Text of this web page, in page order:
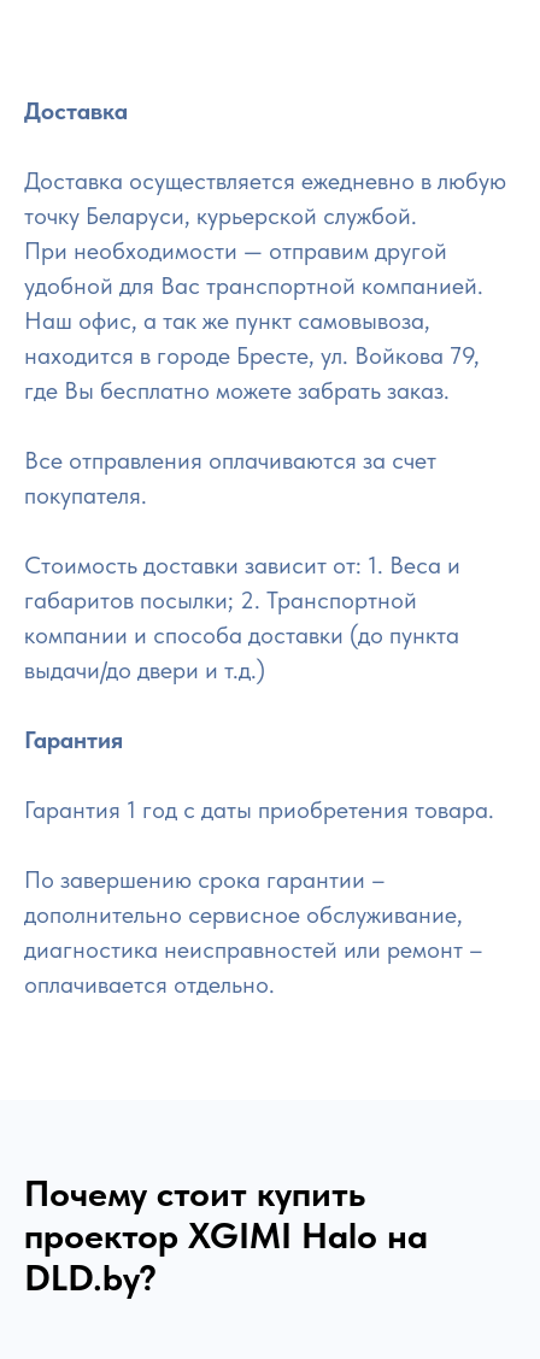
Доставка
Доставка осуществляется ежедневно в любую
точку Беларуси, курьерской службой.
При необходимости — отправим другой
удобной для Вас транспортной компанией.
Наш офис, а так же пункт самовывоза,
находится в городе Бресте, ул. Войкова 79,
где Вы бесплатно можете забрать заказ.
Все отправления оплачиваются за счет
покупателя.
Стоимость доставки зависит от: 1. Веса и
габаритов посылки; 2. Транспортной
компании и способа доставки (до пункта
выдачи/до двери и т.д.)
Гарантия
Гарантия 1 год с даты приобретения товара.
По завершению срока гарантии –
дополнительно сервисное обслуживание,
диагностика неисправностей или ремонт –
оплачивается отдельно.
Почему стоит купить
проектор XGIMI Halo на
DLD.by?